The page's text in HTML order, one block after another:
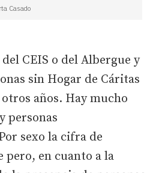
Casado
CEIS o del Albergue y
sin Hogar de Cáritas
años. Hay mucho
personas
sexo la cifra de
pero, en cuanto a la